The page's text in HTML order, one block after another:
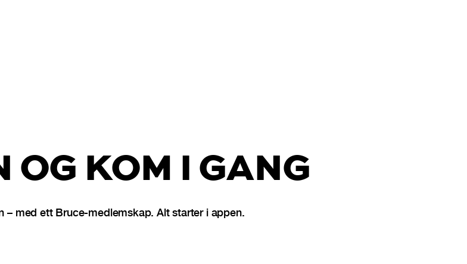
KOM I GANG
– med ett Bruce-medlemskap. Alt starter i appen.